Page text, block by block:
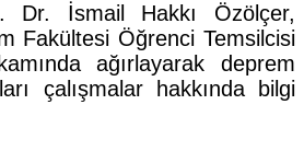
Dr. İsmail Hakkı Özölçer,
Fakültesi Öğrenci Temsilcisi
ağırlayarak deprem
çalışmalar hakkında bilgi